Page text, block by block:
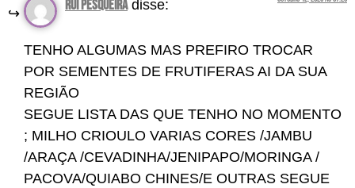
RUI pesqueira disse:
TENHO ALGUMAS MAS PREFIRO TROCAR
POR SEMENTES DE FRUTIFERAS AI DA SUA
REGIÃO
SEGUE LISTA DAS QUE TENHO NO MOMENTO
; MILHO CRIOULO VARIAS CORES /JAMBU
/ARAÇA /CEVADINHA/JENIPAPO/MORINGA /
PACOVA/QUIABO CHINES/E OUTRAS SEGUE